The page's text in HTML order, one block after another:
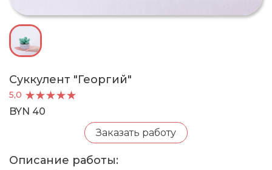
Суккулент "Георгий"
5,0
BYN 40
Заказать работу
Описание работы: